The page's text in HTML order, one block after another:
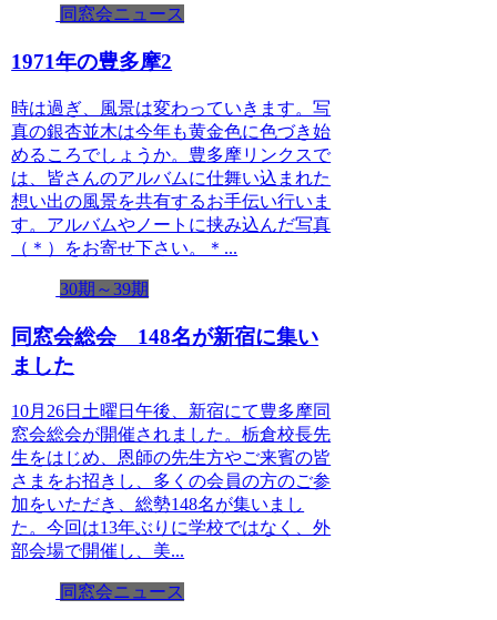
同窓会ニュース
1971年の豊多摩2
時は過ぎ、風景は変わっていきます。写
真の銀杏並木は今年も黄金色に色づき始
めるころでしょうか。豊多摩リンクスで
は、皆さんのアルバムに仕舞い込まれた
想い出の風景を共有するお手伝い行いま
す。アルバムやノートに挟み込んだ写真
（＊）をお寄せ下さい。＊...
30期～39期
同窓会総会 148名が新宿に集い
ました
10月26日土曜日午後、新宿にて豊多摩同
窓会総会が開催されました。栃倉校長先
生をはじめ、恩師の先生方やご来賓の皆
さまをお招きし、多くの会員の方のご参
加をいただき、総勢148名が集いまし
た。今回は13年ぶりに学校ではなく、外
部会場で開催し、美...
同窓会ニュース